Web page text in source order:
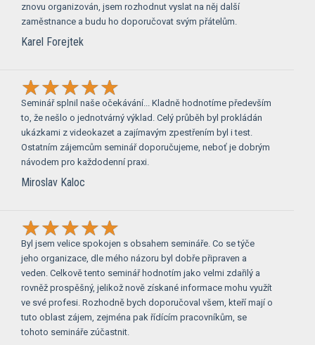
znovu organizován, jsem rozhodnut vyslat na něj další
zaměstnance a budu ho doporučovat svým přátelům.
Karel Forejtek
Seminář splnil naše očekávání... Kladně hodnotíme především
to, že nešlo o jednotvárný výklad. Celý průběh byl prokládán
ukázkami z videokazet a zajímavým zpestřením byl i test.
Ostatním zájemcům seminář doporučujeme, neboť je dobrým
návodem pro každodenní praxi.
Miroslav Kaloc
Byl jsem velice spokojen s obsahem semináře. Co se týče
jeho organizace, dle mého názoru byl dobře připraven a
veden. Celkově tento seminář hodnotím jako velmi zdařilý a
rovněž prospěšný, jelikož nově získané informace mohu využít
ve své profesi. Rozhodně bych doporučoval všem, kteří mají o
tuto oblast zájem, zejména pak řídícím pracovníkům, se
tohoto semináře zúčastnit.